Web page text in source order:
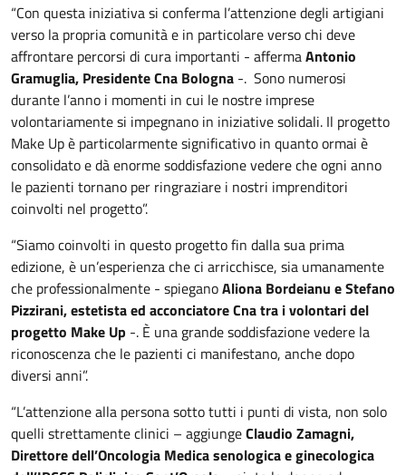
“Con questa iniziativa si conferma l’attenzione degli artigiani
verso la propria comunità e in particolare verso chi deve
affrontare percorsi di cura importanti - affermaAntonio
Gramuglia, Presidente Cna Bologna -. Sono numerosi
durante l’anno i momenti in cui le nostre imprese
volontariamente si impegnano in iniziative solidali. Il progetto
Make Up è particolarmente significativo in quanto ormai è
consolidato e dà enorme soddisfazione vedere che ogni anno
le pazienti tornano per ringraziare i nostri imprenditori
coinvolti nel progetto”.
“Siamo coinvolti in questo progetto fin dalla sua prima
edizione, è un’esperienza che ci arricchisce, sia umanamente
che professionalmente - spieganoAliona Bordeianu e Stefano
Pizzirani, estetista ed acconciatore Cna tra i volontari del
progetto Make Up -. È una grande soddisfazione vedere la
riconoscenza che le pazienti ci manifestano, anche dopo
diversi anni”.
“L’attenzione alla persona sotto tutti i punti di vista, non solo
quelli strettamente clinici – aggiungeClaudio Zamagni,
Direttore dell’Oncologia Medica senologica e ginecologica